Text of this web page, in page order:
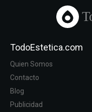
TodoEstetica.com
Quien Somos
Contacto
Blog
Publicidad